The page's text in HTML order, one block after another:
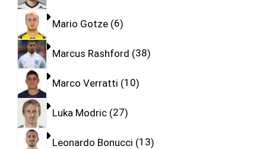
Mario Gotze 6
Marcus Rashford 38
Marco Verratti 10
Luka Modric 27
Leonardo Bonucci 13